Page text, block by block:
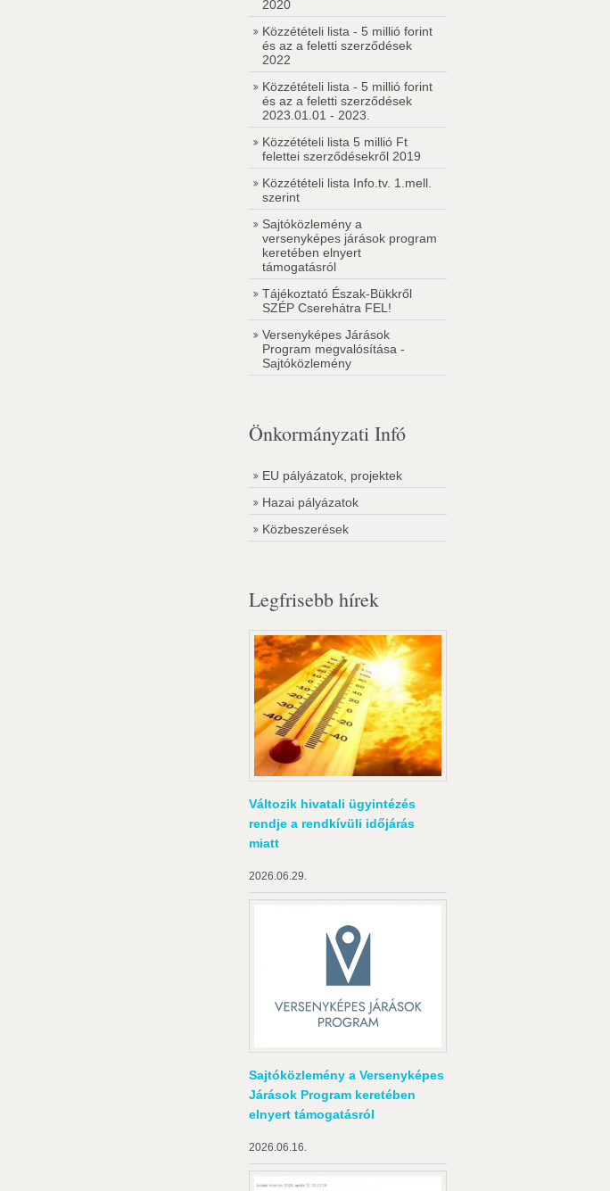
2020
Közzétételi lista - 5 millió forint
és az a feletti szerződések
2022
Közzétételi lista - 5 millió forint
és az a feletti szerződések
2023.01.01 - 2023.
Közzétételi lista 5 millió Ft
felettei szerződésekről 2019
Közzétételi lista Info.tv. 1.mell.
szerint
Sajtóközlemény a
versenyképes járások program
keretében elnyert
támogatásról
Tájékoztató Észak-Bükkről
SZÉP Cserehátra FEL!
Versenyképes Járások
Program megvalósítása -
Sajtóközlemény
Önkormányzati Infó
EU pályázatok, projektek
Hazai pályázatok
Közbeszerések
Legfrisebb hírek
Változik hivatali ügyintézés
rendje a rendkívüli időjárás
miatt
2026.06.29.
Sajtóközlemény a Versenyképes
Járások Program keretében
elnyert támogatásról
2026.06.16.